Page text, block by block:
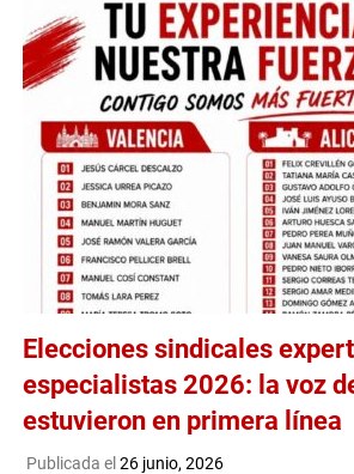
Elecciones sindicales
especialistas 2026: la voz
estuvieron en primera línea
Publicada el 26 junio, 2026